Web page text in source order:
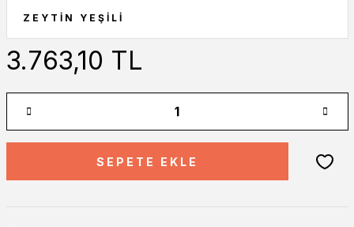
3.763,10 TL
SEPETE EKLE